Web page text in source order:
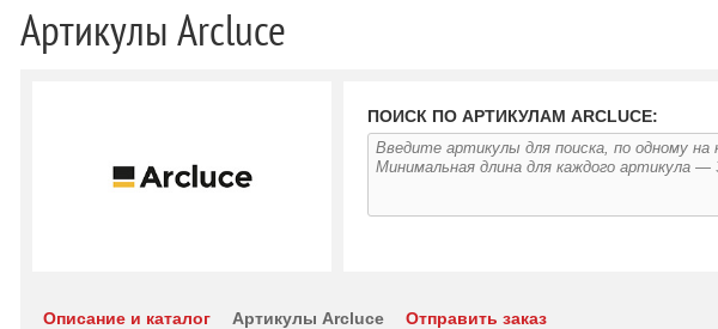
Артикулы Arcluce
ПОИСК ПО АРТИКУЛАМ ARCLUCE:
Описание и каталог Артикулы Arcluce Отправить заказ